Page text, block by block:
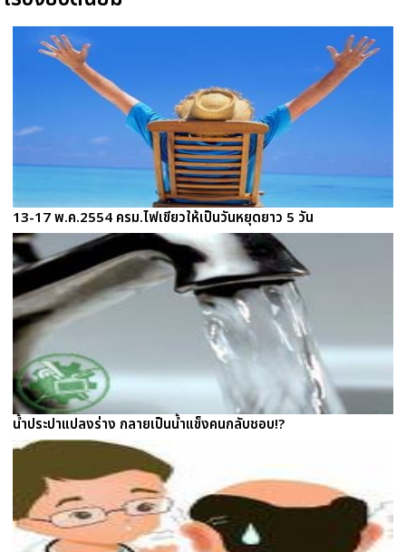
13-17 พ.ค.2554 ครม.ไฟเขียวให้เป็นวันหยุดยาว 5 วัน
น้ำประปาแปลงร่าง กลายเป็นน้ำแข็งคนกลับชอบ!?